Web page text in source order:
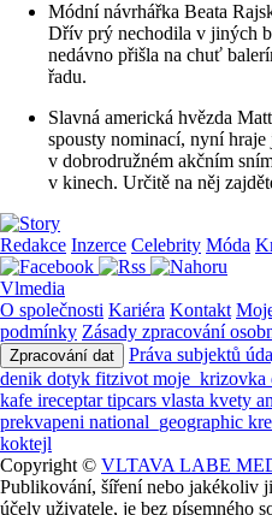
Módní návrhářka Beata
Dřív prý nechodila v jiných
nedávno přišla na chuť
řadu.
Slavná americká hvězda
spousty nominací, nyní
v dobrodružném akčním
v kinech. Určitě na něj
Redakce Inzerce Celebrity Móda
Vlmedia
O společnosti Kariéra Kontakt
podmínky Zásady zpracování
Zpracování dat
Práva subjektů
denik dotyk fitzivot moje_krizovka
kafe ireceptartipcars vlasta kvety
prekvapeni national_geographic
koktejl
Copyright © VLTAVA LABE
Publikování, šíření nebo jakékoliv
účely uživatele, je bez